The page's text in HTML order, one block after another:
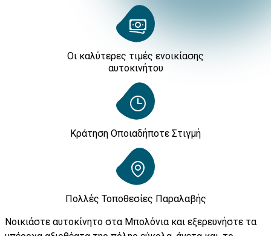
Οι καλύτερες τιμές ενοικίασης
αυτοκινήτου
Κράτηση Οποιαδήποτε Στιγμή
Πολλές Τοποθεσίες Παραλαβής
Νοικιάστε αυτοκίνητο στα Μπολόνια και εξερευνήστε τα